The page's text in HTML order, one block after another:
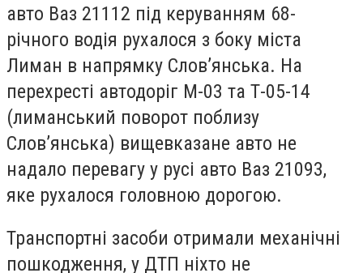
авто Ваз 21112 під керуванням 68-
річного водія рухалося з боку міста
Лиман в напрямку Слов’янська. На
перехресті автодоріг М-03 та Т-05-14
(лиманський поворот поблизу
Слов’янська) вищевказане авто не
надало перевагу у русі авто Ваз 21093,
яке рухалося головною дорогою.
Транспортні засоби отримали механічні
пошкодження, у ДТП ніхто не